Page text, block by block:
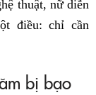
thuật, nữ diễn
điều: chỉ cần
bị bạo